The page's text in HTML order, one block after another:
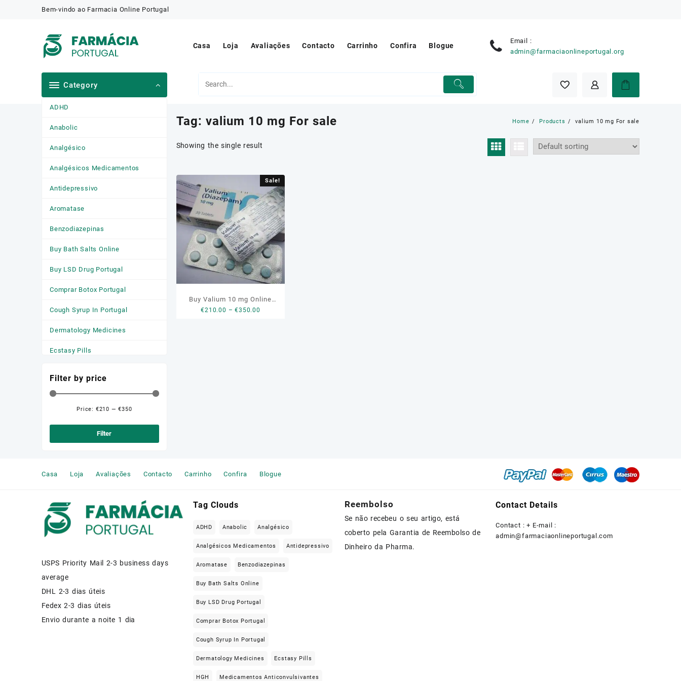
Bem-vindo ao Farmacia Online Portugal
Casa Loja Avaliações Contacto Carrinho Confira Blogue
Email :
admin@farmaciaonlineportugal.org
Category
ADHD
Anabolic
Analgésico
Analgésicos Medicamentos
Antidepressivo
Aromatase
Benzodiazepinas
Buy Bath Salts Online
Buy LSD Drug Portugal
Comprar Botox Portugal
Cough Syrup In Portugal
Dermatology Medicines
Ecstasy Pills
Medicamentos
Medicamentos para a Ansiedade
Medicamentos Para Dormir
Other
Remédio Para a Dor
Steroids
Weight Loss Pills Portugal
Tag: valium 10 mg For sale Home Products valium 10 mg For sale
Showing the single result
Sale!
Buy Valium 10 mg Online
Portugal
€210.00 – €350.00
Filter by price
Filter
Price: €210 —€350
Casa Loja Avaliações Contacto Carrinho Confira Blogue
USPS Priority Mail 2-3 business days
average
DHL 2-3 dias úteis
Fedex 2-3 dias úteis
Envio durante a noite 1 dia
Tag Clouds
ADHD Anabolic Analgésico
Analgésicos Medicamentos Antidepressivo
Aromatase Benzodiazepinas
Buy Bath Salts Online
Buy LSD Drug Portugal
Comprar Botox Portugal
Cough Syrup In Portugal
Dermatology Medicines Ecstasy Pills
HGH Medicamentos Anticonvulsivantes
Reembolso
Se não recebeu o seu artigo, está
coberto pela Garantia de Reembolso de
Dinheiro da Pharma.
Contact Details
Contact : + E-mail :
admin@farmaciaonlineportugal.com